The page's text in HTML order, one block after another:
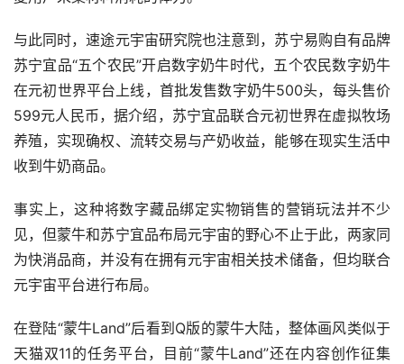
与此同时，速途元宇宙研究院也注意到，苏宁易购自有品牌
苏宁宜品“五个农民”开启数字奶牛时代，五个农民数字奶牛
在元初世界平台上线，首批发售数字奶牛500头，每头售价
599元人民币，据介绍，苏宁宜品联合元初世界在虚拟牧场
养殖，实现确权、流转交易与产奶收益，能够在现实生活中
收到牛奶商品。
事实上，这种将数字藏品绑定实物销售的营销玩法并不少
见，但蒙牛和苏宁宜品布局元宇宙的野心不止于此，两家同
为快消品商，并没有在拥有元宇宙相关技术储备，但均联合
元宇宙平台进行布局。
在登陆“蒙牛Land”后看到Q版的蒙牛大陆，整体画风类似于
天猫双11的任务平台，目前“蒙牛Land”还在内容创作征集